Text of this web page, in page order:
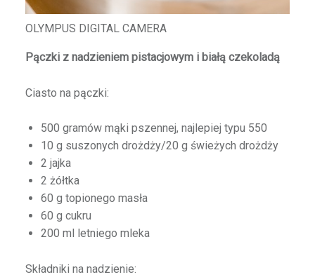
OLYMPUS DIGITAL CAMERA
Pączki z nadzieniem pistacjowym i białą czekoladą
Ciasto na pączki:
500 gramów mąki pszennej, najlepiej typu 550
10 g suszonych drożdży/20 g świeżych drożdży
2 jajka
2 żółtka
60 g topionego masła
60 g cukru
200 ml letniego mleka
Składniki na nadzienie: